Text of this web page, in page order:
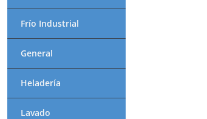
Frío Industrial
General
Heladería
Lavado